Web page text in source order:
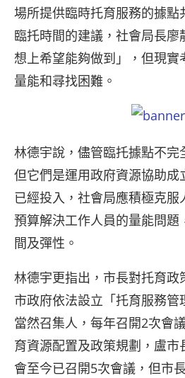
場所提供臨時托育服務的據點
臨托時間的建議，社會局長廖
想上希望能夠做到」，但現實
量能和尋找困難。
林德宇說，儘管臨托據點不完
但它們是運用政府資源協助成
已經投入，社會局應積極克服
預算解決工作人員的量能問題
間及彈性。
林德宇更指出，市長對托育政
市政府依法設立「托育服務管
當然召集人，每年召開2次會
育資源配置及政策規劃，盧市
會至今已召開5次會議，但市